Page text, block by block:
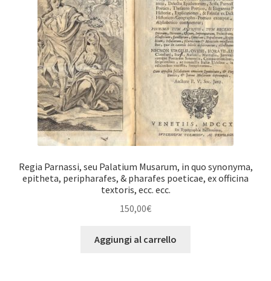
Regia Parnassi, seu Palatium Musarum, in quo synonyma,
epitheta, peripharafes, & pharafes poeticae, ex officina
textoris, ecc. ecc.
150,00€
Aggiungi al carrello